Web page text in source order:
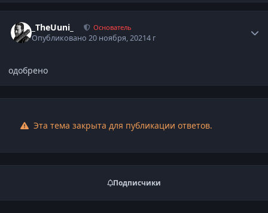
_TheUuni_ Основатель
Опубликовано20 ноября, 20214 г
одобрено
Эта тема закрыта для публикации ответов.
Подписчики